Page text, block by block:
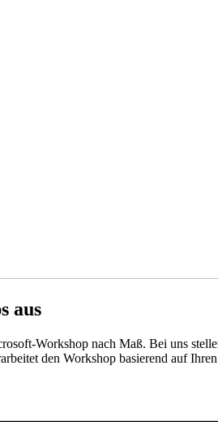
aus
Workshop nach Maß. Bei uns
den Workshop basierend auf